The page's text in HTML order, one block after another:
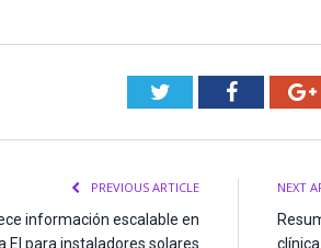
TwitterFacebook
PREVIOUS ARTICLE
información escalable en
EI para instaladores solares
NEXT